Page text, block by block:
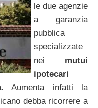
le due agenzie
a garanzia
pubblica
specializzate
nei mutui
ipotecari
. Aumenta infatti la
debba ricorrere a